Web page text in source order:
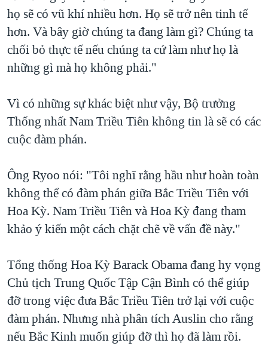
họ sẽ có vũ khí nhiều hơn. Họ sẽ trở nên tinh tế
hơn. Và bây giờ chúng ta đang làm gì? Chúng ta
chối bỏ thực tế nếu chúng ta cứ làm như họ là
những gì mà họ không phải."
Vì có những sự khác biệt như vậy, Bộ trưởng
Thống nhất Nam Triều Tiên không tin là sẽ có các
cuộc đàm phán.
Ông Ryoo nói: "Tôi nghĩ rằng hầu như hoàn toàn
không thể có đàm phán giữa Bắc Triều Tiên với
Hoa Kỳ. Nam Triều Tiên và Hoa Kỳ đang tham
khảo ý kiến một cách chặt chẽ về vấn đề này."
Tổng thống Hoa Kỳ Barack Obama đang hy vọng
Chủ tịch Trung Quốc Tập Cận Bình có thể giúp
đỡ trong việc đưa Bắc Triều Tiên trở lại với cuộc
đàm phán. Nhưng nhà phân tích Auslin cho rằng
nếu Bắc Kinh muốn giúp đỡ thì họ đã làm rồi.